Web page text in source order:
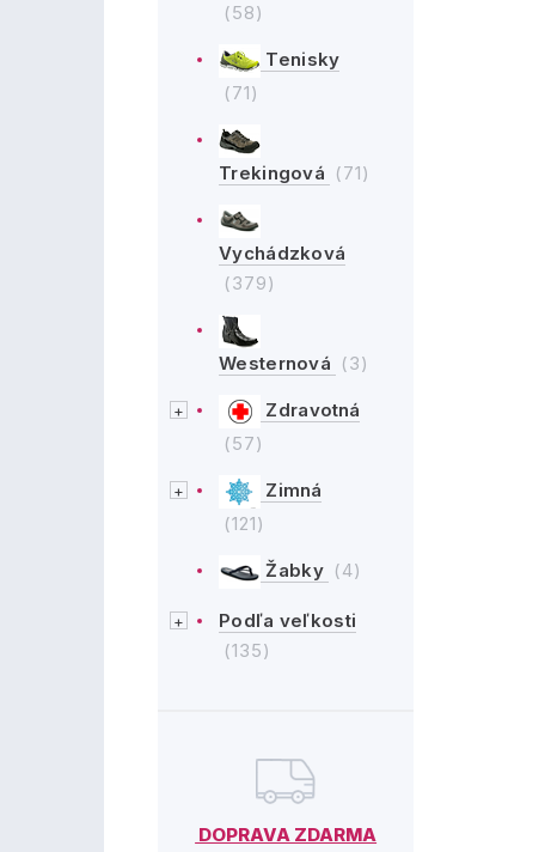
(58)
Tenisky
(71)
Trekingová (71)
Vychádzková
(379)
Westernová (3)
Zdravotná
(57)
Zimná
(121)
Žabky (4)
Podľa veľkosti
(135)
DOPRAVA ZDARMA